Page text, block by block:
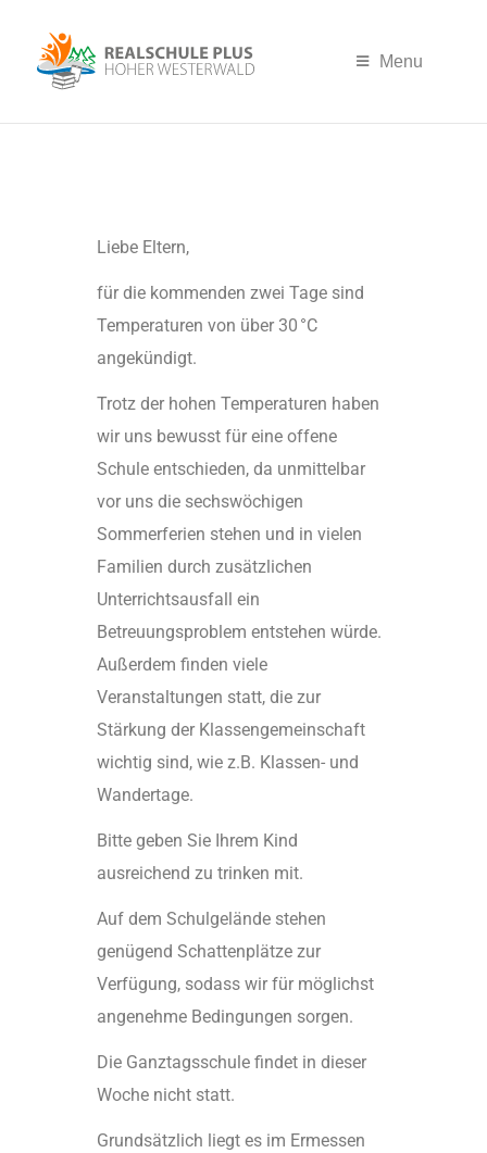
Menu
Liebe Eltern,
für die kommenden zwei Tage sind
Temperaturen von über 30 °C
angekündigt.
Trotz der hohen Temperaturen haben
wir uns bewusst für eine offene
Schule entschieden, da unmittelbar
vor uns die sechswöchigen
Sommerferien stehen und in vielen
Familien durch zusätzlichen
Unterrichtsausfall ein
Betreuungsproblem entstehen würde.
Außerdem finden viele
Veranstaltungen statt, die zur
Stärkung der Klassengemeinschaft
wichtig sind, wie z.B. Klassen- und
Wandertage.
Bitte geben Sie Ihrem Kind
ausreichend zu trinken mit.
Auf dem Schulgelände stehen
genügend Schattenplätze zur
Verfügung, sodass wir für möglichst
angenehme Bedingungen sorgen.
Die Ganztagsschule findet in dieser
Woche nicht statt.
Grundsätzlich liegt es im Ermessen